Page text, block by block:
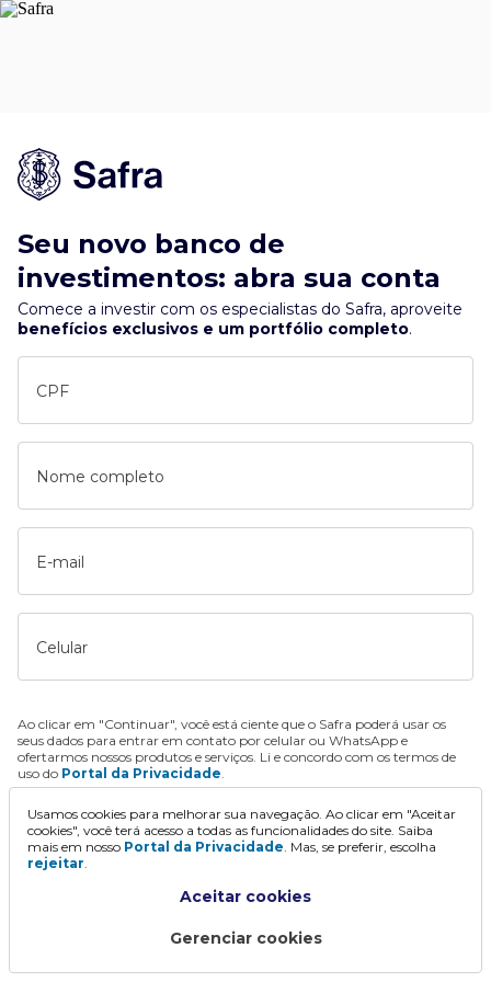
Seu novo banco de
investimentos: abra sua conta
Comece a investir com os especialistas do Safra, aproveite
benefícios exclusivos e um portfólio completo.
CPF
Nome completo
E-mail
Celular
Ao clicar em "Continuar", você está ciente que o Safra poderá usar os
seus dados para entrar em contato por celular ou WhatsApp e
ofertarmos nossos produtos e serviços. Li e concordo com os termos de
uso do Portal da Privacidade.
Continuar
Usamos cookies para melhorar sua navegação. Ao clicar em "Aceitar
cookies", você terá acesso a todas as funcionalidades do site. Saiba
mais em nosso Portal da Privacidade. Mas, se preferir, escolha
rejeitar.
Aceitar cookies
Gerenciar cookies